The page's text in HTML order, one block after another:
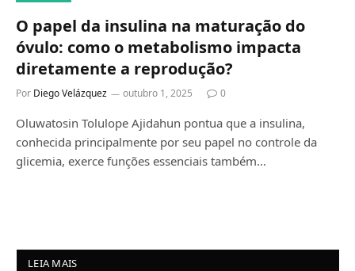
O papel da insulina na maturação do
óvulo: como o metabolismo impacta
diretamente a reprodução?
Por Diego Velázquez outubro 1, 2025 0
Oluwatosin Tolulope Ajidahun pontua que a insulina,
conhecida principalmente por seu papel no controle da
glicemia, exerce funções essenciais também…
LEIA MAIS